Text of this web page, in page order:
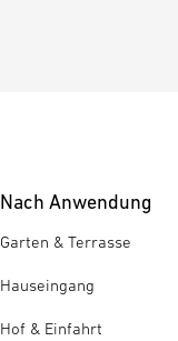
Nach Anwendung
Garten & Terrasse
Hauseingang
Hof & Einfahrt